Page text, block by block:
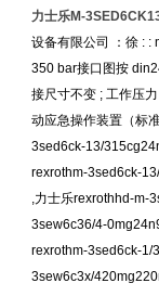
力士乐M-
设备有限公司 ：徐 : :
350 bar接口图按
接尺寸不变 ; 工作压
动应急操作装置（标
3sed6ck-13/
rexrothm-3sed6ck-
,力士乐rexrothhd-m-
3sew6c36/4-
rexrothm-3sed6ck-1/
3sew6c3x/